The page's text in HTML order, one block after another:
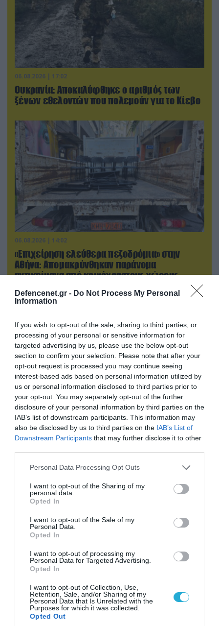
Defencenet.gr - Do Not Process My Personal
Information
If you wish to opt-out of the sale, sharing to third parties, or
processing of your personal or sensitive information for
targeted advertising by us, please use the below opt-out
section to confirm your selection. Please note that after your
opt-out request is processed you may continue seeing
interest-based ads based on personal information utilized by
us or personal information disclosed to third parties prior to
your opt-out. You may separately opt-out of the further
disclosure of your personal information by third parties on the
IAB’s list of downstream participants. This information may
also be disclosed by us to third parties on the IAB’s List of
Downstream Participants that may further disclose it to other
Please note that this website/app uses one or more Google
not limited to your visit or usage behaviour. You may click to
grant or deny consent to Google and its third-party tags to
use your data for below specified purposes in below Google
consent section.
Personal Data Processing Opt Outs
I want to opt-out of the Sharing of my
personal data.
Opted In
I want to opt-out of the Sale of my
Personal Data.
Opted In
I want to opt-out of processing my
Personal Data for Targeted Advertising.
Opted In
I want to opt-out of Collection, Use,
Retention, Sale, and/or Sharing of my
Personal Data that Is Unrelated with the
Purposes for which it was collected.
Opted Out
06.08.2026 | 17:02
Ουκρανία: Αποκαλύφθηκε ο αριθμός των
ξένων εθελοντών που πολεμούν για το Κίεβο
06.08.2026 | 14:02
«Επιχείρηση ελεύθερα πεζοδρόμια» στην
Αθήνα: Απομακρύνθηκαν παράνομα
αντικείμενα από κοινόχρηστους χώρους
06.08.2026 | 09:02
ΗΠΑ: Nέα στοιχεία για το περιστατικό με το
προεδρικό ελικόπτερο Marine One – Βρέθηκε
δίπλα σε επιβατικό αεροσκάφος
ΠΟΛΙΤΙΚΗ
06.08.2026 | 14:02